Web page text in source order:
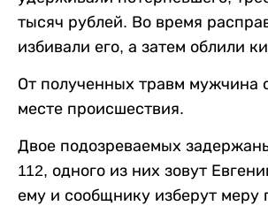
тысяч рублей. Во время
избивали его, а затем облили
От полученных травм мужчина
месте происшествия.
Двое подозреваемых
112, одного из них зовут
ему и сообщнику изберут меру